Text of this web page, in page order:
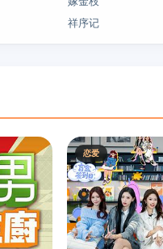
祥序记
恋爱